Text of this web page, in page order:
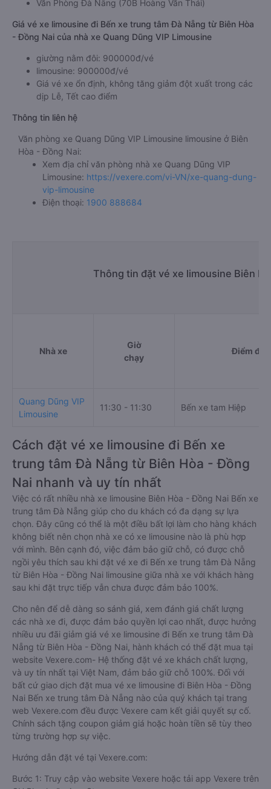
Văn Phòng Đà Nẵng (70B Hoàng Văn Thái)
Giá vé xe limousine đi Bến xe trung tâm Đà Nẵng từ Biên Hòa
- Đồng Nai của nhà xe Quang Dũng VIP Limousine
giường nằm đôi: 900000đ/vé
limousine: 900000đ/vé
Giá vé xe ổn định, không tăng giảm đột xuất trong các
dịp Lễ, Tết cao điểm
Thông tin liên hệ
Văn phòng xe Quang Dũng VIP Limousine limousine ở Biên
Hòa - Đồng Nai:
Xem địa chỉ văn phòng nhà xe Quang Dũng VIP
Limousine: https://vexere.com/vi-VN/xe-quang-dung-
vip-limousine
Điện thoại: 1900 888684
Thông tin đặt vé xe limousine Biên
Nhà xe
Giờ
chạy
Điểm đi
Quang Dũng VIP
Limousine
11:30 - 11:30 Bến xe tam Hiệp
Cách đặt vé xe limousine đi Bến xe
trung tâm Đà Nẵng từ Biên Hòa - Đồng
Nai nhanh và uy tín nhất
Việc có rất nhiều nhà xe limousine Biên Hòa - Đồng Nai Bến xe
trung tâm Đà Nẵng giúp cho du khách có đa dạng sự lựa
chọn. Đây cũng có thể là một điều bất lợi làm cho hàng khách
không biết nên chọn nhà xe có xe limousine nào là phù hợp
với mình. Bên cạnh đó, việc đảm bảo giữ chỗ, có được chỗ
ngồi yêu thích sau khi đặt vé xe đi Bến xe trung tâm Đà Nẵng
từ Biên Hòa - Đồng Nai limousine giữa nhà xe với khách hàng
sau khi đặt trực tiếp vẫn chưa được đảm bảo 100%.
Cho nên để dễ dàng so sánh giá, xem đánh giá chất lượng
các nhà xe đi, được đảm bảo quyền lợi cao nhất, được hưởng
nhiều ưu đãi giảm giá vé xe limousine đi Bến xe trung tâm Đà
Nẵng từ Biên Hòa - Đồng Nai, hành khách có thể đặt mua tại
website Vexere.com- Hệ thống đặt vé xe khách chất lượng,
và uy tín nhất tại Việt Nam, đảm bảo giữ chỗ 100%. Đối với
bất cứ giao dịch đặt mua vé xe limousine đi Biên Hòa - Đồng
Nai Bến xe trung tâm Đà Nẵng nào của quý khách tại trang
web Vexere.com đều được Vexere cam kết giải quyết sự cố.
Chính sách tặng coupon giảm giá hoặc hoàn tiền sẽ tùy theo
từng trường hợp sự việc.
Hướng dẫn đặt vé tại Vexere.com:
Bước 1: Truy cập vào website Vexere hoặc tải app Vexere trên